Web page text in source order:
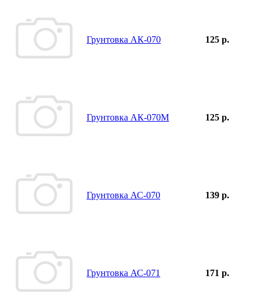
Грунтовка АК-070 125 р.
Грунтовка АК-070М 125 р.
Грунтовка АС-070 139 р.
Грунтовка АС-071 171 р.